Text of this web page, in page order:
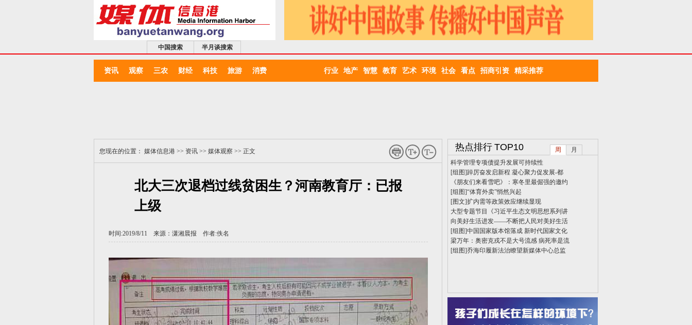
中国搜索 半月谈搜索
资讯 观察 三农 财经 科技 旅游 消费 行业 地产 智慧 教育 艺术 环境 社会 看点 招商引资 精采推荐
您现在的位置： 媒体信息港 >> 资讯 >> 媒体观察 >> 正文
北大三次退档过线贫困生？河南教育厅：已报
上级
时间:2019/8/11 来源： 潇湘晨报 作者:佚名
热点排行 TOP10 周
月
科学管理专项债提升发展可持续性
[组图]踔厉奋发启新程 凝心聚力促发展-都
《朋友们来看雪吧》：寒冬里最倔强的邀约
[组图]“体育外卖”悄然兴起
[图文]扩内需等政策效应继续显现
大型专题节目《习近平生态文明思想系列讲
向美好生活进发——不断把人民对美好生活
[组图]中国国家版本馆落成 新时代国家文化
梁万年：奥密克戎不是大号流感 病死率是流
[组图]乔海印履新法治瞭望新媒体中心总监